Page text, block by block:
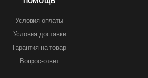
Условия оплаты
Условия доставки
Гарантия на товар
Вопрос-ответ